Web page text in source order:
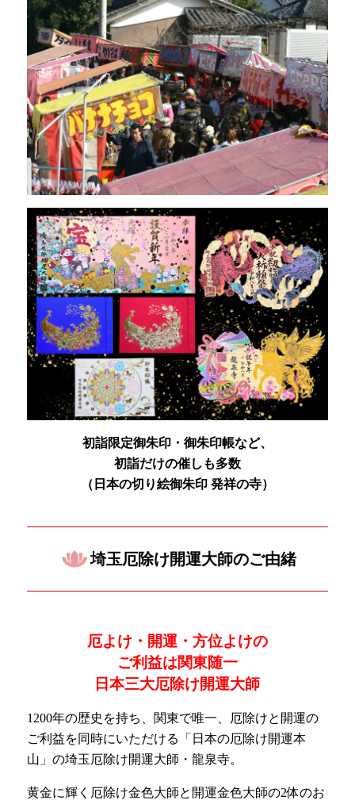
初詣限定御朱印・御朱印帳など、
初詣だけの催しも多数
（日本の切り絵御朱印 発祥の寺）
埼玉厄除け開運大師のご由緒
厄よけ・開運・方位よけの
ご利益は関東随一
日本三大厄除け開運大師
1200年の歴史を持ち、関東で唯一、厄除けと開運の
ご利益を同時にいただける「日本の厄除け開運本
山」の埼玉厄除け開運大師・龍泉寺。
黄金に輝く厄除け金色大師と開運金色大師の2体のお